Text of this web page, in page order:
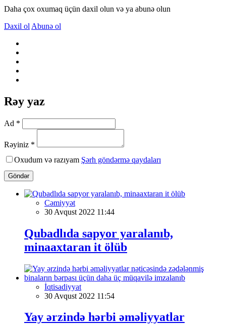
Daha çox oxumaq üçün daxil olun və ya abunə olun
Daxil ol Abunə ol
Rəy yaz
Ad *
Rəyiniz *
Oxudum və razıyam Şərh göndərmə qaydaları
Göndər
Cəmiyyət
30 Avqust 2022 11:44
Qubadlıda sapyor yaralanıb,
minaaxtaran it ölüb
İqtisadiyyat
30 Avqust 2022 11:54
Yay ərzində hərbi əməliyyatlar